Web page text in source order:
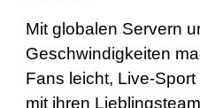
Mit globalen Servern
Geschwindigkeiten
Fans leicht, Live-
mit ihren